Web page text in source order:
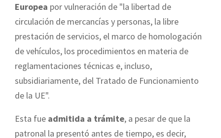
Europea por vulneración de "la libertad de
circulación de mercancías y personas, la libre
prestación de servicios, el marco de homologación
de vehículos, los procedimientos en materia de
reglamentaciones técnicas e, incluso,
subsidiariamente, del Tratado de Funcionamiento
de la UE".
Esta fue admitida a trámite, a pesar de que la
patronal la presentó antes de tiempo, es decir,